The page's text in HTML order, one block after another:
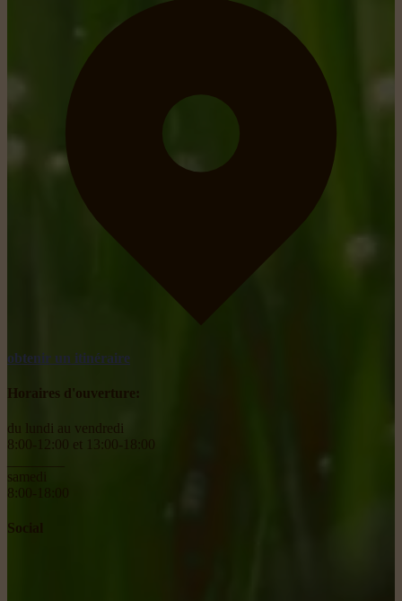
obtenir un itinéraire
Horaires d'ouverture:
du lundi au vendredi
8:00-12:00 et 13:00-18:00
samedi
8:00-18:00
Social